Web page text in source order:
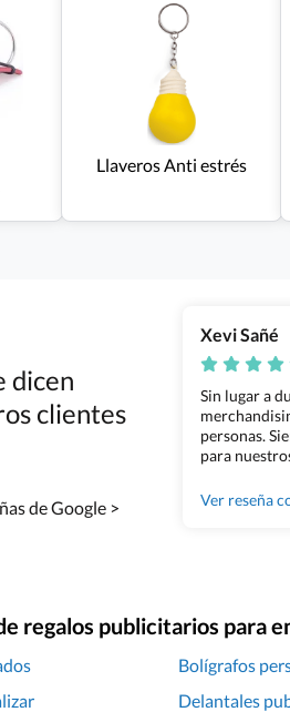
Llaveros Anti estrés
dicen
clientes
de Google >
Xevi Sañé
Sin lugar a
personas.
para
Ver reseña
regalos publicitarios para
Bolígrafos
Delantales